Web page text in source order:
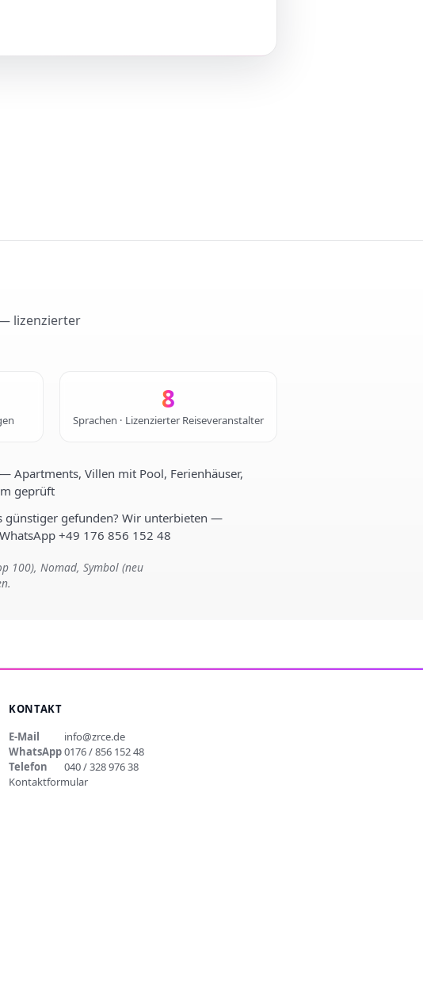
lizenzierter
8
Sprachen · Lizenzierter Reiseveranstalter
Apartments, Villen mit Pool, Ferienhäuser,
geprüft
günstiger gefunden? Wir unterbieten —
+49 176 856 152 48
100), Nomad, Symbol (neu
KONTAKT
E-Mail
info@zrce.de
WhatsApp0176 / 856 152 48
Telefon
040 / 328 976 38
Kontaktformular